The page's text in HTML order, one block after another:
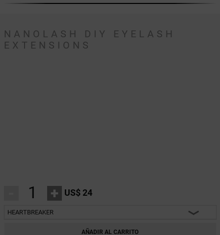
NANOLASH DIY EYELASH
EXTENSIONS
+ US$ 24
HEARTBREAKER
AÑADIR AL CARRITO